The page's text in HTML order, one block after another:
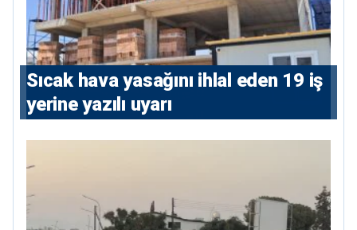
Sıcak hava yasağını ihlal eden 19 iş
yerine yazılı uyarı